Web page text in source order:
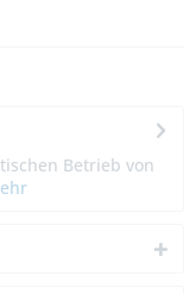
Betrieb von